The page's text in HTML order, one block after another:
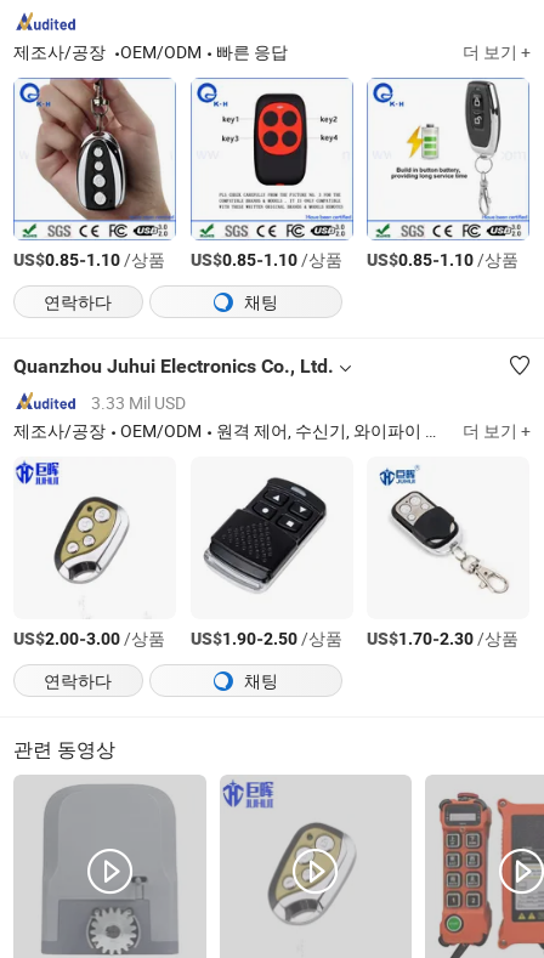
제조사/공장 OEM/ODM 빠른 응답 더 보기 +
US$0.85-1.10/상품 US$0.85-1.10/상품 US$0.85-1.10/상품
연락하다
채팅
Quanzhou Juhui Electronics Co., Ltd.
3.33 Mil USD
제조사/공장
OEM/ODM 원격 제어, 수신기, 와이파이 카메라, 키패드, 자물쇠 기계, 중앙 모터, 슬라이딩 도어 모터, 키 선택기, 지문 키패드 원격 제어 더 보기 +
US$2.00-3.00/상품 US$1.90-2.50/상품 US$1.70-2.30/상품
연락하다
채팅
관련 동영상